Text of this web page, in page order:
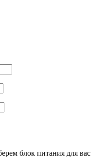
блок питания для вас